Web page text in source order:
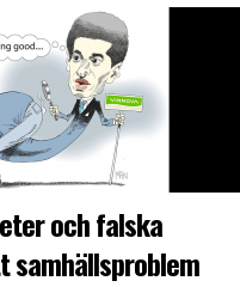
och falska
samhällsproblem